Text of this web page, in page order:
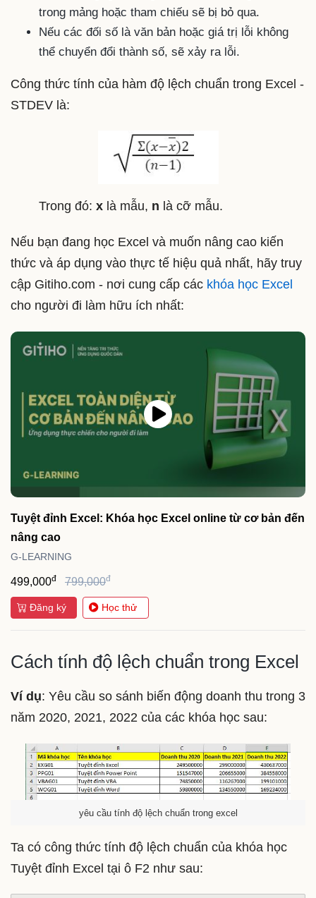
trong mảng hoặc tham chiếu sẽ bị bỏ qua.
Nếu các đối số là văn bản hoặc giá trị lỗi không
thể chuyển đổi thành số, sẽ xảy ra lỗi.
Công thức tính của hàm độ lệch chuẩn trong Excel -
STDEV là:
Trong đó: x là mẫu, n là cỡ mẫu.
Nếu bạn đang học Excel và muốn nâng cao kiến
thức và áp dụng vào thực tế hiệu quả nhất, hãy truy
cập Gitiho.com - nơi cung cấp các khóa học Excel
cho người đi làm hữu ích nhất:
Tuyệt đỉnh Excel: Khóa học Excel online từ cơ bản đến
nâng cao
G-LEARNING
499,000đ 799,000đ
Đăng ký Học thử
Cách tính độ lệch chuẩn trong Excel
Ví dụ: Yêu cầu so sánh biến động doanh thu trong 3
năm 2020, 2021, 2022 của các khóa học sau:
yêu cầu tính độ lệch chuẩn trong excel
Ta có công thức tính độ lệch chuẩn của khóa học
Tuyệt đỉnh Excel tại ô F2 như sau: